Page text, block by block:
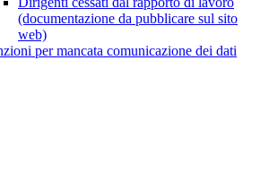
(documentazione da pubblicare sul sito
web)
per mancata comunicazione dei dati